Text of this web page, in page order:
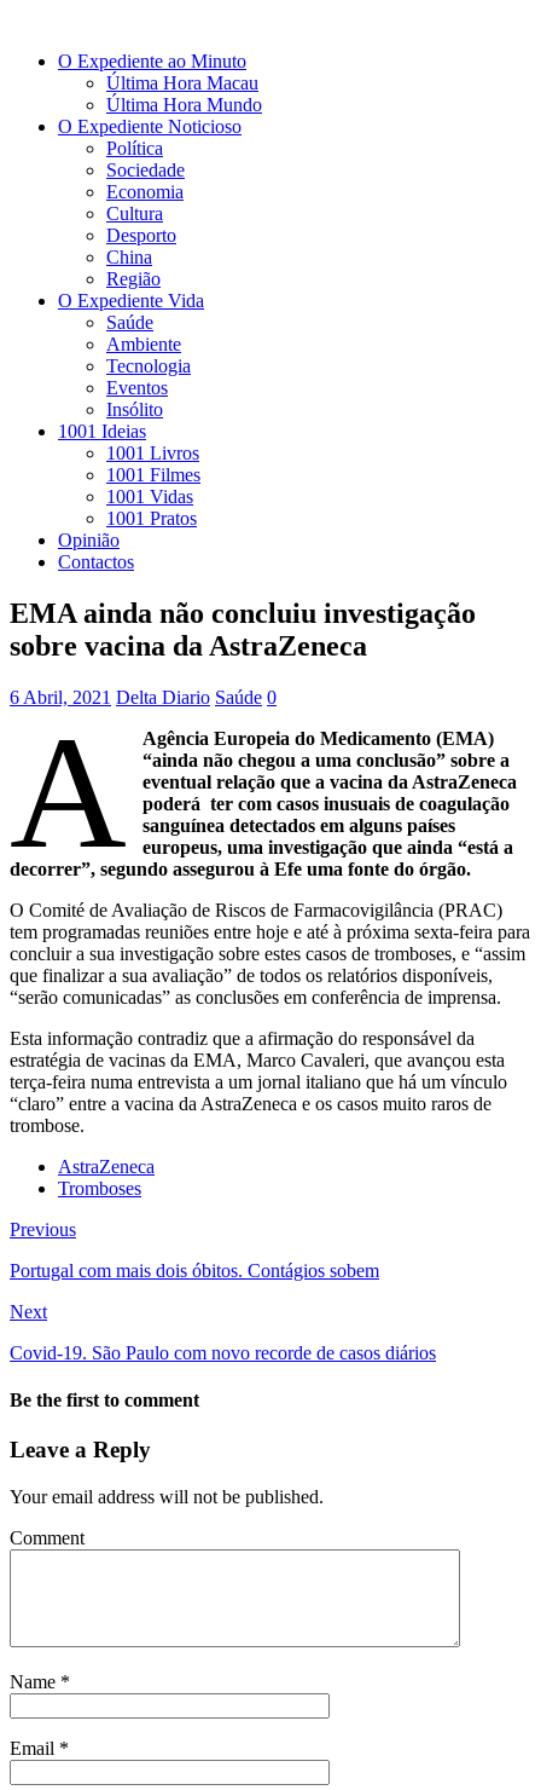
O Expediente ao Minuto
Última Hora Macau
Última Hora Mundo
O Expediente Noticioso
Política
Sociedade
Economia
Cultura
Desporto
China
Região
O Expediente Vida
Saúde
Ambiente
Tecnologia
Eventos
Insólito
1001 Ideias
1001 Livros
1001 Filmes
1001 Vidas
1001 Pratos
Opinião
Contactos
EMA ainda não concluiu investigação
sobre vacina da AstraZeneca
6 Abril, 2021 Delta Diario Saúde 0
A
Agência Europeia do Medicamento (EMA)
“ainda não chegou a uma conclusão” sobre a
eventual relação que a vacina da AstraZeneca
poderá ter com casos inusuais de coagulação
sanguínea detectados em alguns países
europeus, uma investigação que ainda “está a
decorrer”, segundo assegurou à Efe uma fonte do órgão.
O Comité de Avaliação de Riscos de Farmacovigilância (PRAC)
tem programadas reuniões entre hoje e até à próxima sexta-feira para
concluir a sua investigação sobre estes casos de tromboses, e “assim
que finalizar a sua avaliação” de todos os relatórios disponíveis,
“serão comunicadas” as conclusões em conferência de imprensa.
Esta informação contradiz que a afirmação do responsável da
estratégia de vacinas da EMA, Marco Cavaleri, que avançou esta
terça-feira numa entrevista a um jornal italiano que há um vínculo
“claro” entre a vacina da AstraZeneca e os casos muito raros de
trombose.
AstraZeneca
Tromboses
Previous
Portugal com mais dois óbitos. Contágios sobem
Next
Covid-19. São Paulo com novo recorde de casos diários
Be the first to comment
Leave a Reply
Your email address will not be published.
Comment
Name *
Email *